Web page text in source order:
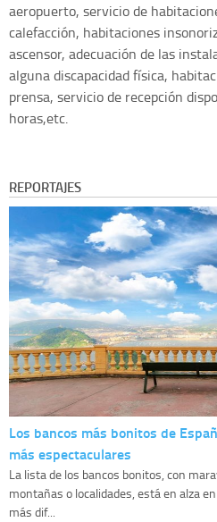
aeropuerto, servicio de
calefacción, habitaciones
ascensor, adecuación de las
alguna discapacidad física,
prensa, servicio de recepción
horas,etc.
REPORTAJES
Los bancos más bonitos de
más espectaculares
La lista de los bancos bonitos, con
montañas o localidades, está en alza
más dif...